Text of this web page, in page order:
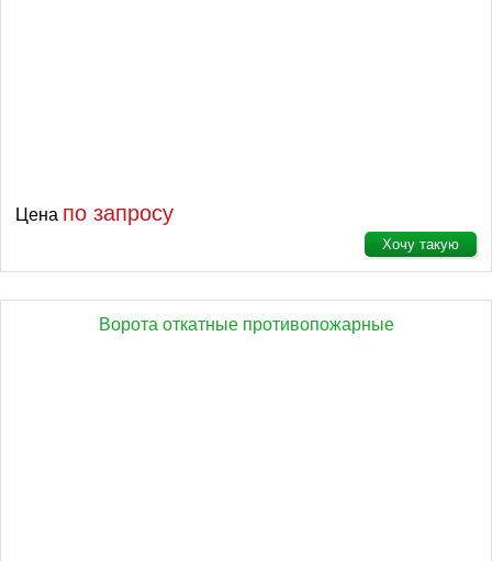
Цена по запросу
Хочу такую
Ворота откатные противопожарные